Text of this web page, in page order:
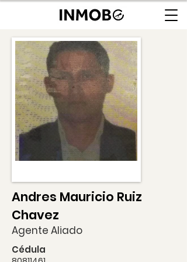
Andres Mauricio Ruiz
Chavez
Agente Aliado
Cédula